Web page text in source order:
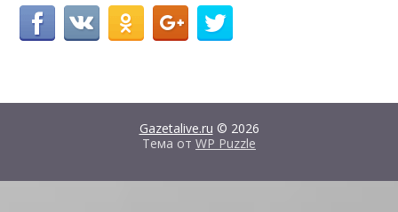
Gazetalive.ru © 2026
Тема от WP Puzzle